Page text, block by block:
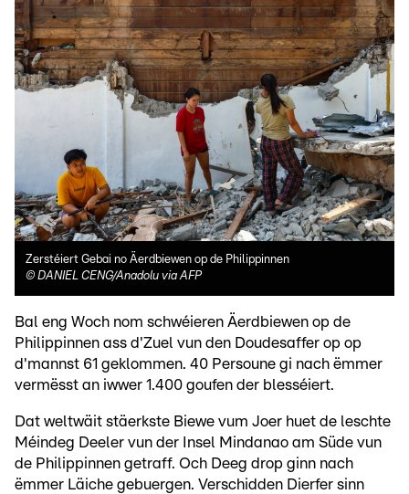
Zerstéiert Gebai no Äerdbiewen op de Philippinnen
© DANIEL CENG/Anadolu via AFP
Bal eng Woch nom schwéieren Äerdbiewen op de
Philippinnen ass d'Zuel vun den Doudesaffer op op
d'mannst 61 geklommen. 40 Persoune gi nach ëmmer
vermësst an iwwer 1.400 goufen der blesséiert.
Dat weltwäit stäerkste Biewe vum Joer huet de leschte
Méindeg Deeler vun der Insel Mindanao am Süde vun
de Philippinnen getraff. Och Deeg drop ginn nach
ëmmer Läiche gebuergen. Verschidden Dierfer sinn